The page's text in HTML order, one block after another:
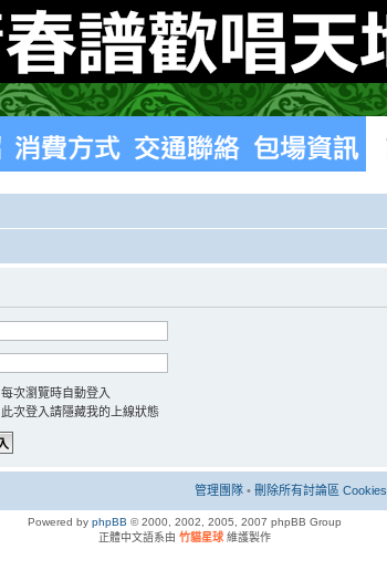
每次瀏覽時自動登入
此次登入請隱藏我的上線狀態
管理團隊 • 刪除所有討論區 Cookies
Powered by phpBB © 2000, 2002, 2005, 2007 phpBB Group
正體中文語系由 竹貓星球 維護製作